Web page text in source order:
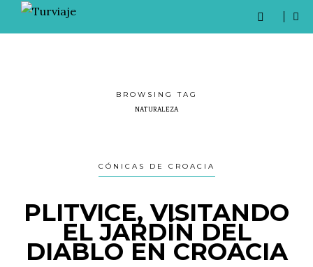
BROWSING TAG
NATURALEZA
CÓNICAS DE CROACIA
PLITVICE, VISITANDO
EL JARDÍN DEL
DIABLO EN CROACIA